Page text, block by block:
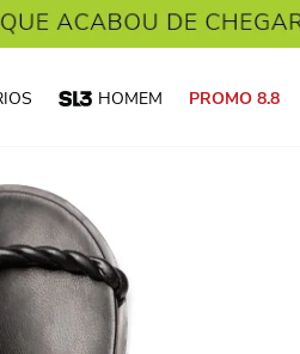
HOMEM PROMO 8.8